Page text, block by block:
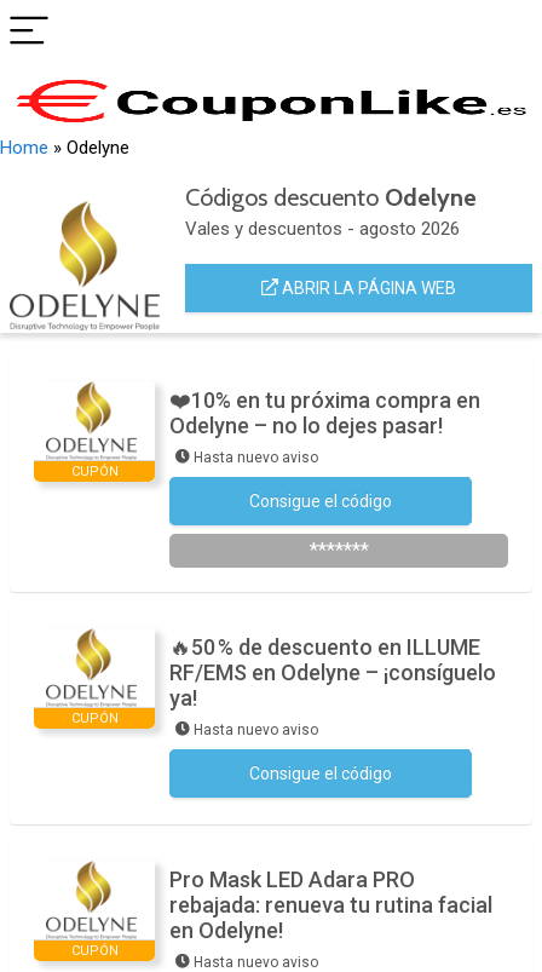
Home » Odelyne
Códigos descuento Odelyne
Vales y descuentos - agosto 2026
ABRIR LA PÁGINA WEB
CUPÓN
❤️10% en tu próxima compra en
Odelyne – no lo dejes pasar!
Hasta nuevo aviso
Consigue el código
*******
CUPÓN
🔥50 % de descuento en ILLUME
RF/EMS en Odelyne – ¡consíguelo
ya!
Hasta nuevo aviso
Consigue el código
CUPÓN
Pro Mask LED Adara PRO
rebajada: renueva tu rutina facial
en Odelyne!
Hasta nuevo aviso